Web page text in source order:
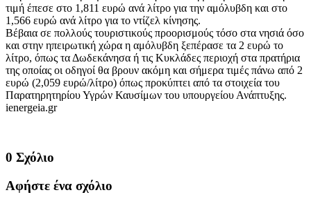
τιμή έπεσε στο 1,811 ευρώ ανά λίτρο για την αμόλυβδη και στο
1,566 ευρώ ανά λίτρο για το ντίζελ κίνησης.
Βέβαια σε πολλούς τουριστικούς προορισμούς τόσο στα νησιά όσο
και στην ηπειρωτική χώρα η αμόλυβδη ξεπέρασε τα 2 ευρώ το
λίτρο, όπως τα Δωδεκάνησα ή τις Κυκλάδες περιοχή στα πρατήρια
της οποίας οι οδηγοί θα βρουν ακόμη και σήμερα τιμές πάνω από 2
ευρώ (2,059 ευρώ/λίτρο) όπως προκύπτει από τα στοιχεία του
Παρατηρητηρίου Υγρών Καυσίμων του υπουργείου Ανάπτυξης.
ienergeia.gr
0 Σχόλιο
Αφήστε ένα σχόλιο